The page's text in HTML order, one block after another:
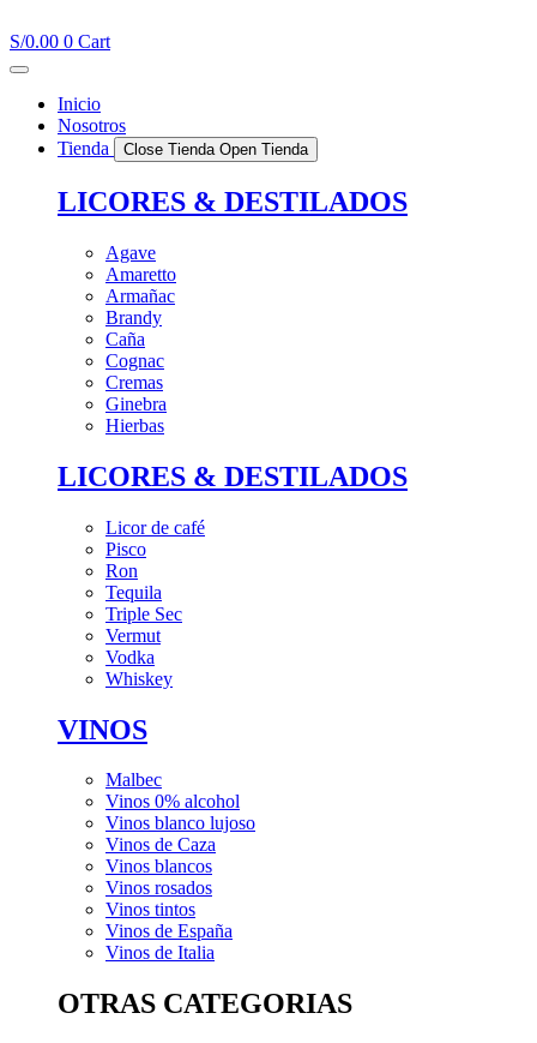
al
contenido
S/0.00 0 Cart
Inicio
Nosotros
Tienda
Close Tienda Open Tienda
LICORES & DESTILADOS
Agave
Amaretto
Armañac
Brandy
Caña
Cognac
Cremas
Ginebra
Hierbas
LICORES & DESTILADOS
Licor de café
Pisco
Ron
Tequila
Triple Sec
Vermut
Vodka
Whiskey
VINOS
Malbec
Vinos 0% alcohol
Vinos blanco lujoso
Vinos de Caza
Vinos blancos
Vinos rosados
Vinos tintos
Vinos de España
Vinos de Italia
OTRAS CATEGORIAS